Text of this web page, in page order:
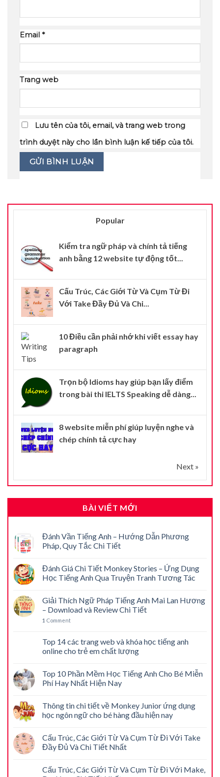
Email *
Trang web
Lưu tên của tôi, email, và trang web trong
trình duyệt này cho lần bình luận kế tiếp của tôi.
Popular
Kiểm tra ngữ pháp và chính tả tiếng
anh bằng 12 website tự động tốt...
Cấu Trúc, Các Giới Từ Và Cụm Từ Đi
Với Take Đầy Đủ Và Chi...
10 Điều cần phải nhớ khi viết essay hay
paragraph
Trọn bộ Idioms hay giúp bạn lấy điểm
trong bài thi IELTS Speaking dễ dàng...
8 website miễn phí giúp luyện nghe và
chép chính tả cực hay
Next »
BÀI VIẾT MỚI
Đánh Vần Tiếng Anh – Hướng Dẫn Phương
Pháp, Quy Tắc Chi Tiết
Đánh Giá Chi Tiết Monkey Stories – Ứng Dụng
Học Tiếng Anh Qua Truyện Tranh Tương Tác
Giải Thích Ngữ Pháp Tiếng Anh Mai Lan Hương
– Download và Review Chi Tiết
1 Comment
Top 14 các trang web và khóa học tiếng anh
online cho trẻ em chất lượng
Top 10 Phần Mềm Học Tiếng Anh Cho Bé Miễn
Phí Hay Nhất Hiện Nay
Thông tin chi tiết về Monkey Junior ứng dụng
học ngôn ngữ cho bé hàng đầu hiện nay
Cấu Trúc, Các Giới Từ Và Cụm Từ Đi Với Take
Đầy Đủ Và Chi Tiết Nhất
Cấu Trúc, Các Giới Từ Và Cụm Từ Đi Với Make,